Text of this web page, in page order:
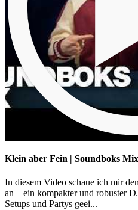
Klein aber Fein | Soundboks Mix
In diesem Video schaue ich mir
an – ein kompakter und robuster
Setups und Partys geei...